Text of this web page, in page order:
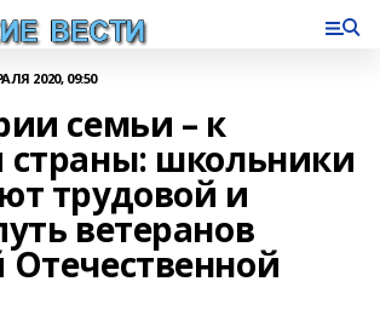
2020, 09:50
семьи – к
страны: школьники
трудовой и
ветеранов
Отечественной